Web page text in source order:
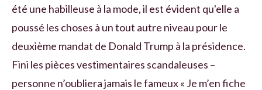
été une habilleuse à la mode, il est évident qu'elle a
poussé les choses à un tout autre niveau pour le
deuxième mandat de Donald Trump à la présidence.
Fini les pièces vestimentaires scandaleuses –
personne n’oubliera jamais le fameux « Je m’en fiche